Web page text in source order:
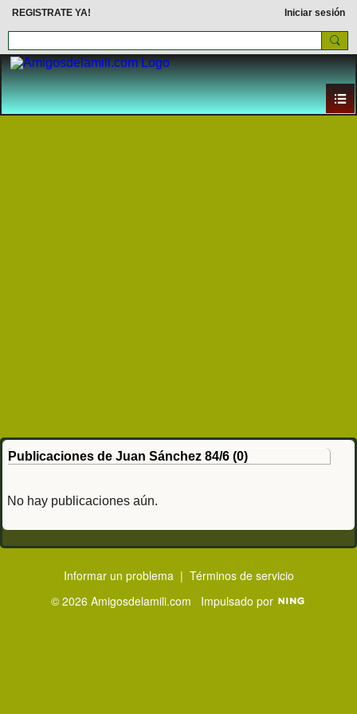
REGISTRATE YA! Iniciar sesión
Publicaciones de Juan Sánchez 84/6 (0)
No hay publicaciones aún.
Informar un problema | Términos de servicio
© 2026 Amigosdelamili.com Impulsado por